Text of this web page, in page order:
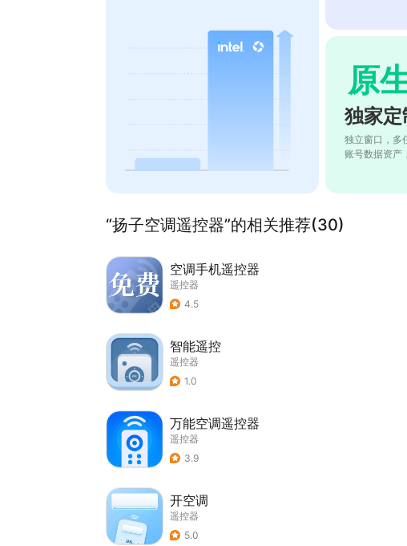
原
独家
独立窗口，多
账号数据资产
“扬子空调遥控器”的相关推荐(30)
空调手机遥控器
遥控器
4.5
智能遥控
遥控器
1.0
万能空调遥控器
遥控器
3.9
开空调
遥控器
5.0